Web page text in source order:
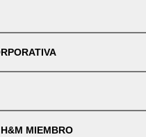
MIEMBRO